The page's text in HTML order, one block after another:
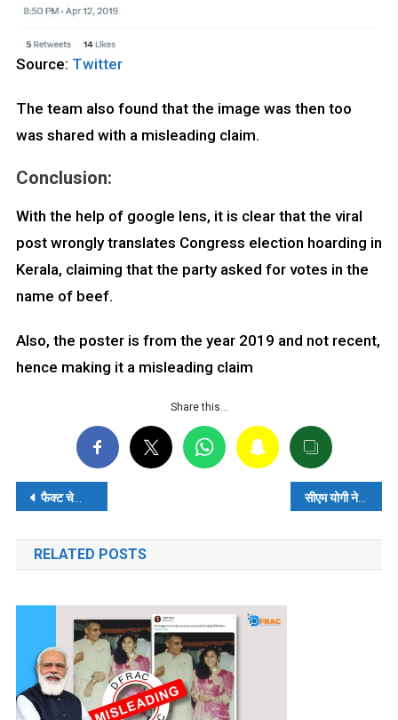
Source: Twitter
The team also found that the image was then too
was shared with a misleading claim.
Conclusion:
With the help of google lens, it is clear that the viral
post wrongly translates Congress election hoarding in
Kerala, claiming that the party asked for votes in the
name of beef.
Also, the poster is from the year 2019 and not recent,
hence making it a misleading claim
Share this…
पोस्ट
नेविगेशन
फैक्ट चेकः तमिलनाडु में हिन्दी भाषी मजदूरों की पिटाई के 3 भ्रामक वीडियो वायरल सीएम योगी ने उमेश पाल हत्याकांड में शहीद पुलिसकर्मी की राख को माथे पर लगाया
RELATED POSTS